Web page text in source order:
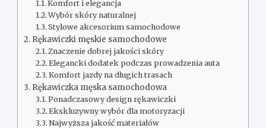
Komfort i elegancja
Wybór skóry naturalnej
Stylowe akcesorium samochodowe
Rękawiczki męskie samochodowe
Znaczenie dobrej jakości skóry
Elegancki dodatek podczas prowadzenia auta
Komfort jazdy na długich trasach
Rękawiczka męska samochodowa
Ponadczasowy design rękawiczki
Ekskluzywny wybór dla motoryzacji
Najwyższa jakość materiałów